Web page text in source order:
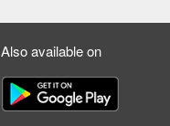
Also available on